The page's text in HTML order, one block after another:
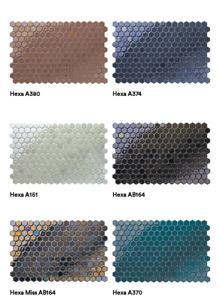
Hexa A380 Hexa A374
Hexa A151 Hexa AB164
Hexa Miss AB164 Hexa A370